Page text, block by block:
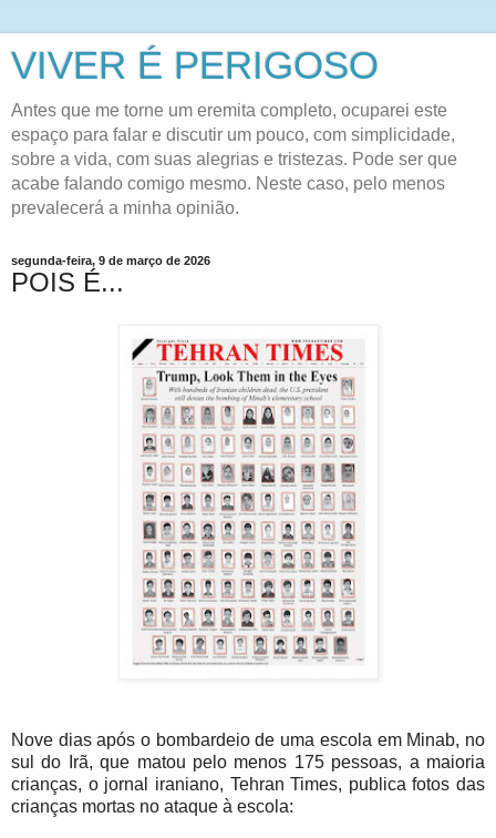
VIVER É PERIGOSO
Antes que me torne um eremita completo, ocuparei este
espaço para falar e discutir um pouco, com simplicidade,
sobre a vida, com suas alegrias e tristezas. Pode ser que
acabe falando comigo mesmo. Neste caso, pelo menos
prevalecerá a minha opinião.
segunda-feira, 9 de março de 2026
POIS É...
Nove dias após o bombardeio de uma escola em Minab, no
sul do Irã, que matou pelo menos 175 pessoas, a maioria
crianças, o jornal iraniano, Tehran Times, publica fotos das
crianças mortas no ataque à escola: